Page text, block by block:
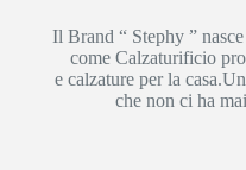
Il Brand “ Stephy ”
come Calzaturificio
e calzature per la
che non ci ha